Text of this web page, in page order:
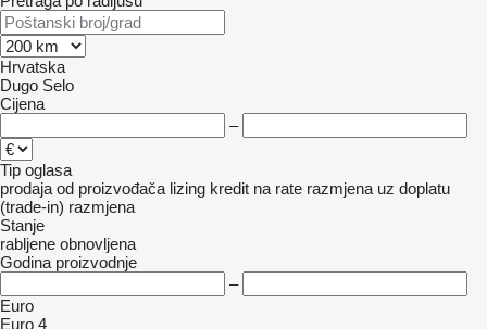
Hrvatska
Dugo Selo
Cijena
–
Tip oglasa
prodaja od proizvođača lizing kredit na rate razmjena uz doplatu
(trade-in) razmjena
Stanje
rabljene obnovljena
Godina proizvodnje
–
Euro
Euro 4